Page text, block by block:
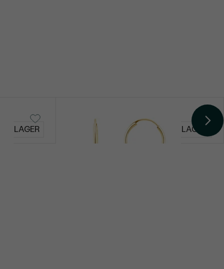
AUF LAGER AUF LAGER